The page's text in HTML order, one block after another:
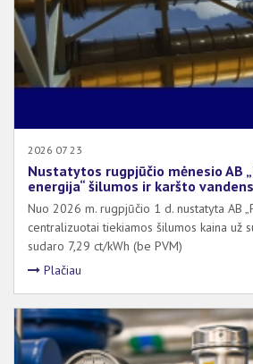
2026 07 23
Nustatytos rugpjūčio mėnesio AB
energija“ šilumos ir karšto
Nuo 2026 m. rugpjūčio 1 d. nustatyta AB
centralizuotai tiekiamos šilumos kaina už
sudaro 7,29 ct/kWh (be PVM)
Plačiau